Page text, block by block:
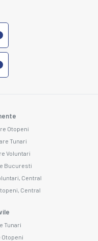
Otopeni
Tunari
Voluntari
Bucuresti
Central
Central
Tunari
Otopeni